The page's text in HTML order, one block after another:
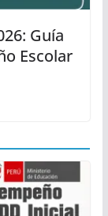
Guía
Escolar